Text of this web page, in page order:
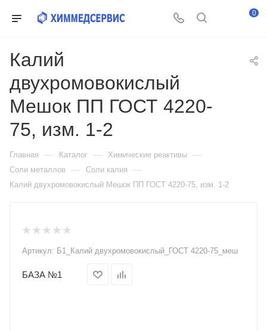
0
Калий
двухромовокислый
Мешок ПП ГОСТ 4220-
75, изм. 1-2
Главная — Каталог — Химические реактивы —
Соли металлов — Соли калия —
Калий двухромовокислый Мешок ПП ГОСТ 4220-75, изм. 1-2
Артикул: Б1_Калий двухромовокислый_ГОСТ 4220-75_меш
БАЗА №1